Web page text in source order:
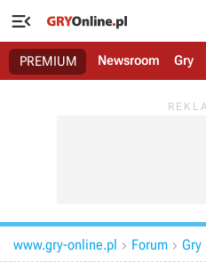

PREMIUM Newsroom Gry
www.gry-online.pl  Forum  Gry